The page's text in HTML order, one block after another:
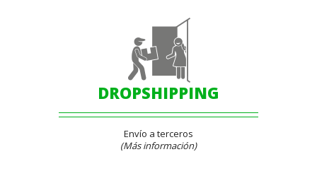
DROPSHIPPING
Envío a terceros
(Más información)